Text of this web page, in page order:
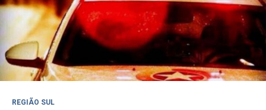
REGIÃO SUL